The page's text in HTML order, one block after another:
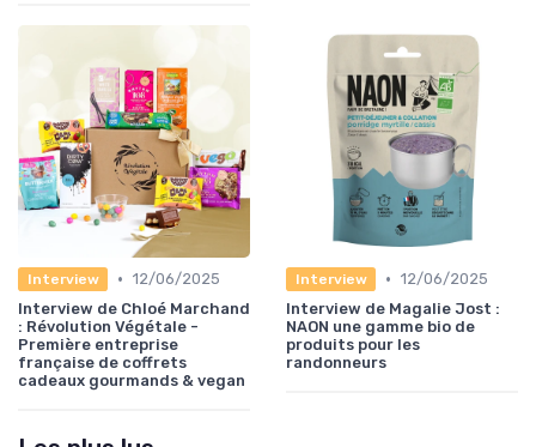
Interview • 12/06/2025
Interview de Chloé Marchand
: Révolution Végétale -
Première entreprise
française de coffrets
cadeaux gourmands & vegan
Interview • 12/06/2025
Interview de Magalie Jost :
NAON une gamme bio de
produits pour les
randonneurs